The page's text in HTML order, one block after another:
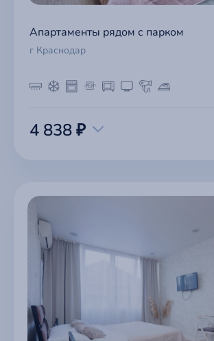
Апартаменты рядом с парком
г Краснодар
4 838 ₽